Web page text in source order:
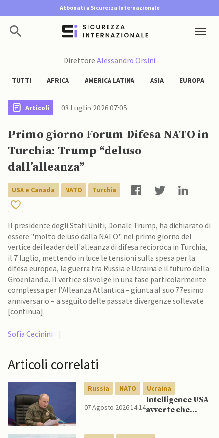
Abbonati a Sicurezza Internazionale
Direttore Alessandro Orsini
TUTTI AFRICA AMERICA LATINA ASIA EUROPA
Articoli 08 Luglio 2026 07:05
Primo giorno Forum Difesa NATO in
Turchia: Trump “deluso
dall’alleanza”
USA e Canada NATO Turchia
Il presidente degli Stati Uniti, Donald Trump, ha dichiarato di
essere "molto deluso dalla NATO" nel primo giorno del
vertice dei leader dell'alleanza di difesa reciproca in Turchia,
il 7 luglio, mettendo in luce le tensioni sulla spesa per la
difesa europea, la guerra tra Russia e Ucraina e il futuro della
Groenlandia. Il vertice si svolge in una fase particolarmente
complessa per l’Alleanza Atlantica – giunta al suo 77esimo
anniversario – a seguito delle passate divergenze sollevate
[continua]
Sofia Cecinini |
Articoli correlati
Russia NATO Ucraina
07 Agosto 2026 14:14
Intelligence USA
avverte che